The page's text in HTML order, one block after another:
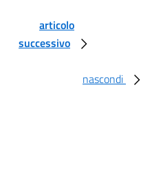
articolo
successivo
nascondi